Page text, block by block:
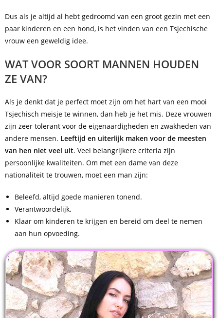
Dus als je altijd al hebt gedroomd van een groot gezin met een
paar kinderen en een hond, is het vinden van een Tsjechische
vrouw een geweldig idee.
WAT VOOR SOORT MANNEN HOUDEN
ZE VAN?
Als je denkt dat je perfect moet zijn om het hart van een mooi
Tsjechisch meisje te winnen, dan heb je het mis. Deze vrouwen
zijn zeer tolerant voor de eigenaardigheden en zwakheden van
andere mensen. Leeftijd en uiterlijk maken voor de meesten
van hen niet veel uit. Veel belangrijkere criteria zijn
persoonlijke kwaliteiten. Om met een dame van deze
nationaliteit te trouwen, moet een man zijn:
Beleefd, altijd goede manieren tonend.
Verantwoordelijk.
Klaar om kinderen te krijgen en bereid om deel te nemen
aan hun opvoeding.